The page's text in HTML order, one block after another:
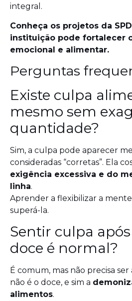
integral.
Conheça os projetos da
instituição pode fortalecer
emocional e alimentar.
Perguntas
Existe culpa
mesmo sem
quantidade?
Sim, a culpa pode aparecer
consideradas “corretas”. Ela
exigência excessiva e do
linha.
Aprender a flexibilizar a mente
superá-la.
Sentir culpa
doce é normal?
É comum, mas não precisa
não é o doce, e sim a
alimentos.